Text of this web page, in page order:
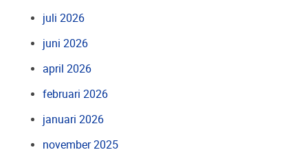
juli 2026
juni 2026
april 2026
februari 2026
januari 2026
november 2025